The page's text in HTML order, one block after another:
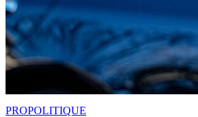
PROPOLITIQUE